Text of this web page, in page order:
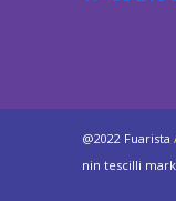
@2022 Fuarista
nin tescilli